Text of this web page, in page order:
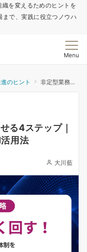
を変えるためのヒントを
まで、実践に役立つノウハ
Menu
のヒント 非定型業務の効率化を成功させる4ステップ｜属人化を防ぐ仕組みと生成AI活用法
る4ステップ｜
用法
大川藍